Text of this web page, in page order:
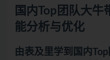
国内Top团队大牛
能分析与优化
由表及里学到国内